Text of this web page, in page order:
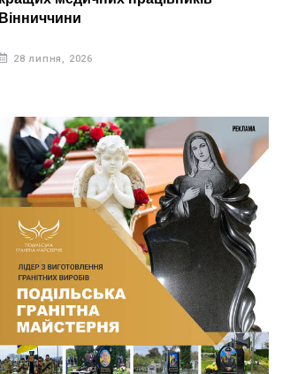
Вінниччини
28 липня, 2026